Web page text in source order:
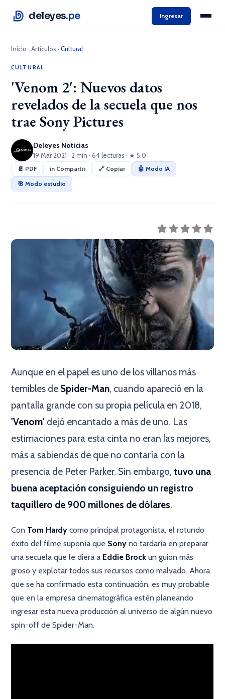
deleyes.pe Ingresar
Inicio ·Artículos ·Cultural
CULTURAL
'Venom 2': Nuevos datos
revelados de la secuela que nos
trae Sony Pictures
Deleyes Noticias
19 Mar 2021 · 2 min · 64 lecturas · ★ 5.0
📄 PDF in Compartir 🔗 Copiar
🤖 Modo IA
🎯 Modo estudio
Aunque en el papel es uno de los villanos más
temibles de Spider-Man, cuando apareció en la
pantalla grande con su propia película en 2018,
'Venom' dejó encantado a más de uno. Las
estimaciones para esta cinta no eran las mejores,
más a sabiendas de que no contaría con la
presencia de Peter Parker. Sin embargo, tuvo una
buena aceptación consiguiendo un registro
taquillero de 900 millones de dólares.
Con Tom Hardycomo principal protagonista, el rotundo
éxito del filme suponía que Sonyno tardaría en preparar
una secuela que le diera a Eddie Brock un guion más
groso y explotar todos sus recursos como malvado. Ahora
que se ha confirmado esta continuación, es muy probable
que en la empresa cinematográfica estén planeando
ingresar esta nueva producción al universo de algún nuevo
spin-off de Spider-Man.